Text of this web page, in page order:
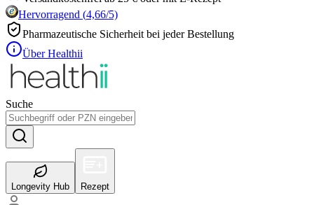
Hervorragend (4,66/5)
Pharmazeutische Sicherheit bei jeder Bestellung
Über Healthii
Suche
Longevity Hub Rezept